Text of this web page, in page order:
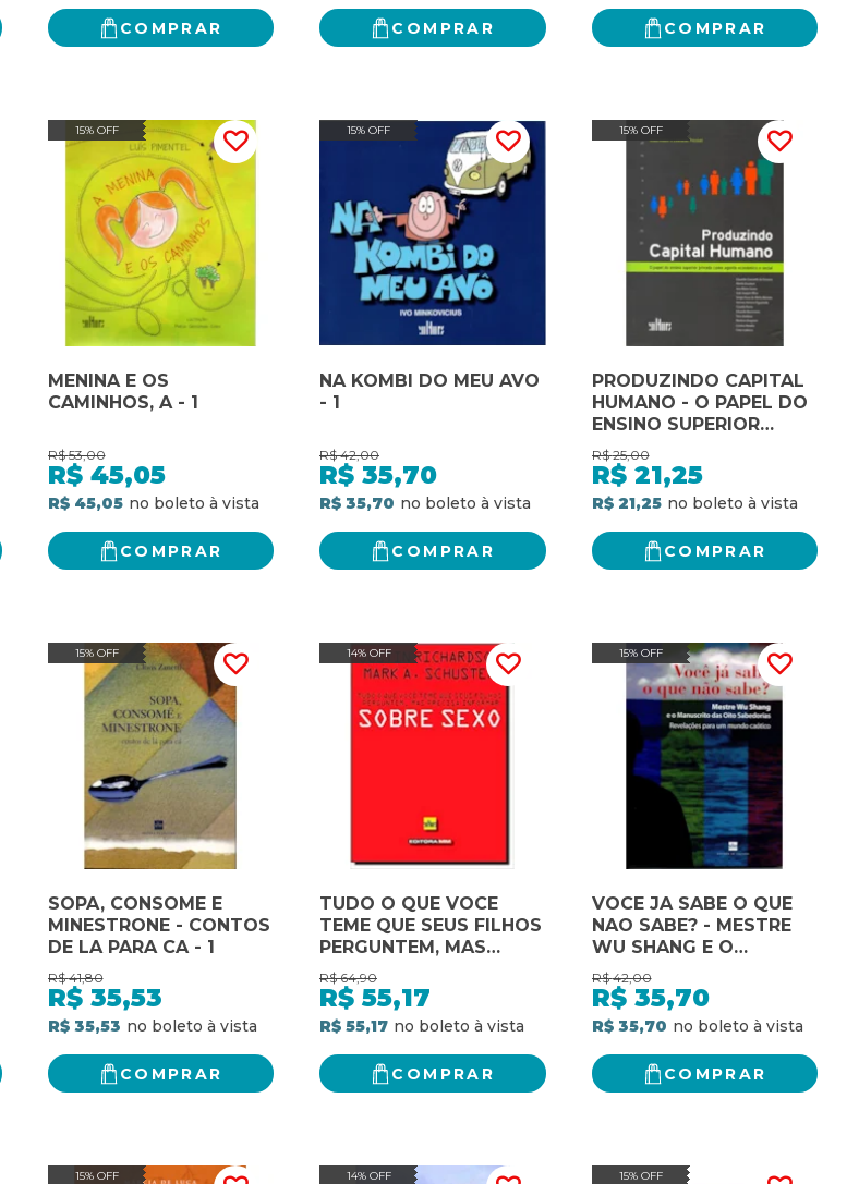
COMPRAR COMPRAR COMPRAR
15% OFF
MENINA E OS
CAMINHOS, A - 1
R$ 53,00
R$ 45,05
R$ 45,05
COMPRAR
15% OFF
NA KOMBI DO MEU AVO
- 1
R$ 42,00
R$ 35,70
R$ 35,70
COMPRAR
15% OFF
PRODUZINDO CAPITAL
HUMANO - O PAPEL DO
ENSINO SUPERIOR
PRIVADO COMO
AGENTE - 1
R$ 25,00
R$ 21,25
R$ 21,25
COMPRAR
15% OFF
SOPA, CONSOME E
MINESTRONE - CONTOS
DE LA PARA CA - 1
R$ 41,80
R$ 35,53
R$ 35,53
COMPRAR
14% OFF
TUDO O QUE VOCE
TEME QUE SEUS FILHOS
PERGUNTEM, MAS
PRECISA INFORMAR
SOBRE - 1
R$ 64,90
R$ 55,17
R$ 55,17
COMPRAR
15% OFF
VOCE JA SABE O QUE
NAO SABE? - MESTRE
WU SHANG E O
MANUSCRITO DAS 8
SABEDOR - 1
R$ 42,00
R$ 35,70
R$ 35,70
COMPRAR
15% OFF 14% OFF 15% OFF